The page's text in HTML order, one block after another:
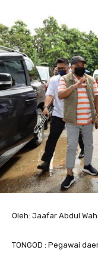
Oleh: Jaafar Abdul
TONGOD : Pegawai